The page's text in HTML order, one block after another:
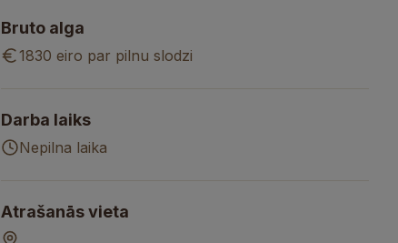
Bruto alga
1830 eiro par pilnu slodzi
Darba laiks
Nepilna laika
Atrašanās vieta